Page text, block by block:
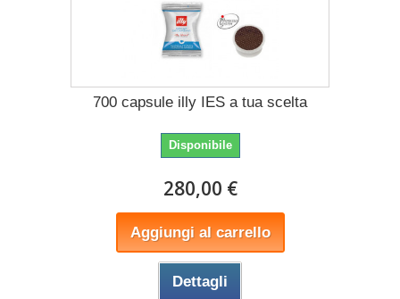
700 capsule illy IES a tua scelta
Disponibile
280,00 €
Aggiungi al carrello
Dettagli